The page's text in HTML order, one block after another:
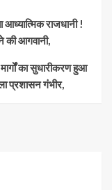
राजधानी !
की आगवानी,
का सुधारीकरण हुआ
प्रशासन गंभीर,